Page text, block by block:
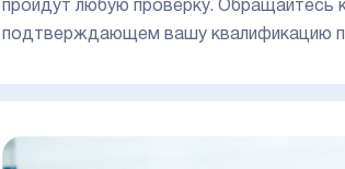
пройдут любую проверку. Обращайтесь
подтверждающем вашу квалификацию